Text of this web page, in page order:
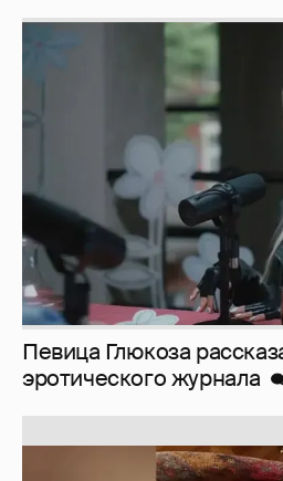
Певица Глюкоза
эротического журнала